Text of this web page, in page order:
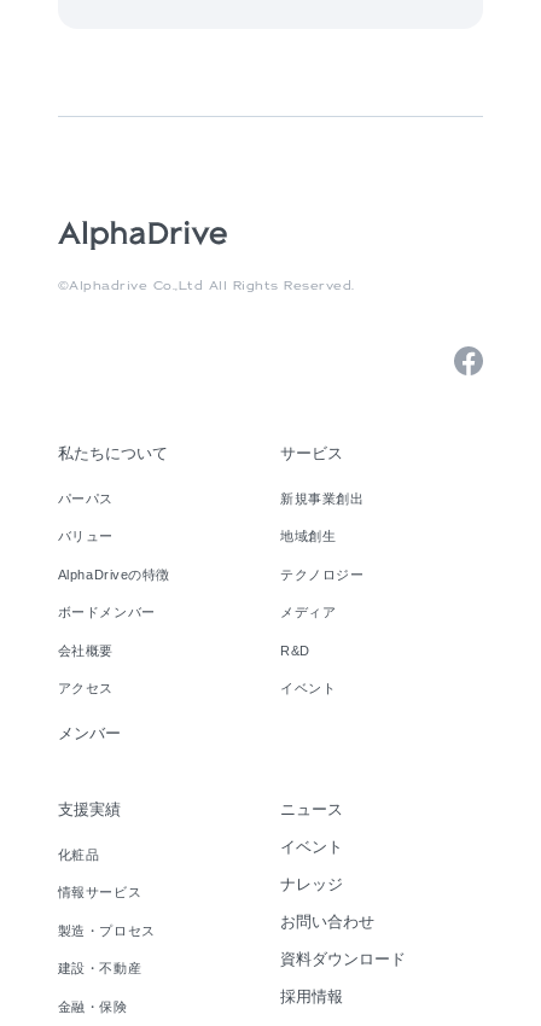
©Alphadrive Co.,Ltd All Rights Reserved.
私たちについて
パーパス
バリュー
AlphaDriveの特徴
ボードメンバー
会社概要
アクセス
メンバー
サービス
新規事業創出
地域創生
テクノロジー
メディア
R&D
イベント
支援実績
化粧品
情報サービス
製造・プロセス
建設・不動産
金融・保険
ニュース
イベント
ナレッジ
お問い合わせ
資料ダウンロード
採用情報